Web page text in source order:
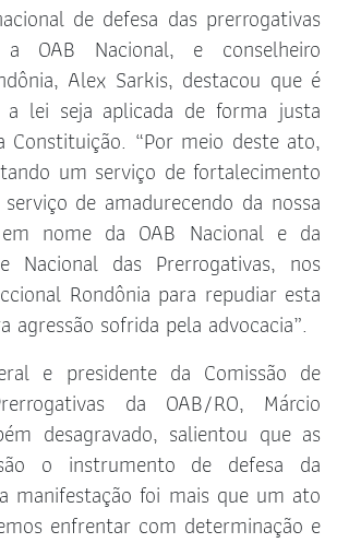
de defesa das prerrogativas
a OAB Nacional, e conselheiro
Alex Sarkis, destacou que é
a lei seja aplicada de forma justa
Constituição. “Por meio deste ato,
um serviço de fortalecimento
de amadurecendo da nossa
nome da OAB Nacional e da
Nacional das Prerrogativas, nos
Rondônia para repudiar esta
agressão sofrida pela advocacia”.
e presidente da Comissão de
da OAB/RO, Márcio
desagravado, salientou que as
o instrumento de defesa da
manifestação foi mais que um ato
enfrentar com determinação e